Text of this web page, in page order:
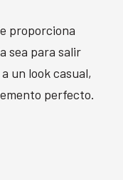
proporciona
sea para salir
un look casual,
perfecto.